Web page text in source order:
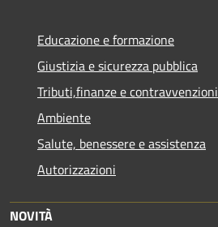
Educazione e formazione
Giustizia e sicurezza pubblica
Tributi,finanze e contravvenzioni
Ambiente
Salute, benessere e assistenza
Autorizzazioni
NOVITÀ